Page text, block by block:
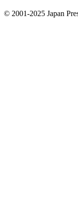
© 2001-2025 Japan